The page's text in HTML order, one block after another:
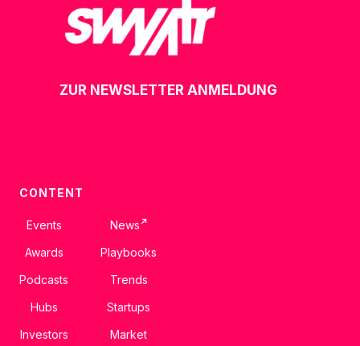
ZUR NEWSLETTER ANMELDUNG
CONTENT
Events
Awards
Podcasts
Hubs
Investors
News ↗
Playbooks
Trends
Startups
Market